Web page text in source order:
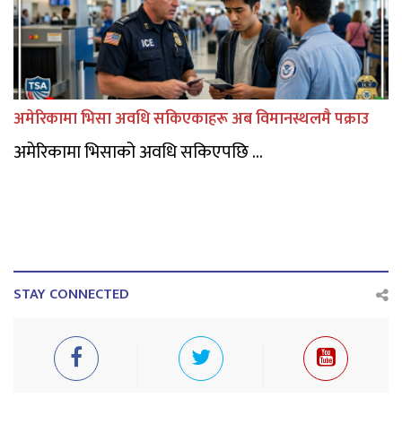
अमेरिकामा भिसा अवधि सकिएकाहरू अब विमानस्थलमै पक्राउ
अमेरिकामा भिसाको अवधि सकिएपछि ...
STAY CONNECTED